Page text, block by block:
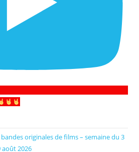
originales de films – semaine du 3
août 2026